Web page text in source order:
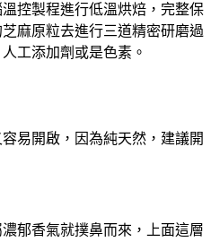
控製程進行低溫烘焙，完整保
麻原粒去進行三道精密研磨過
工添加劑或是色素。
易開啟，因為純天然，建議開
郁香氣就撲鼻而來，上面這層